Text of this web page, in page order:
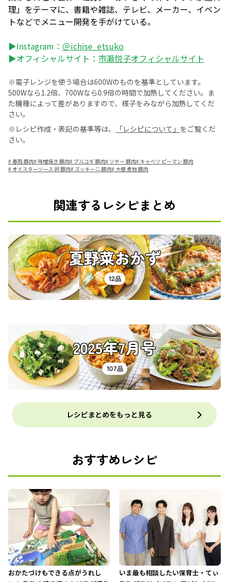
理」をテーマに、書籍や雑誌、テレビ、メーカー、イベン
トなどでメニュー開発を手がけている。
▶Instagram： ＠ichise_etsuko
▶オフィシャルサイト： 市瀬悦子オフィシャルサイト
※電子レンジを使う場合は600Wのものを基準としています。
500Wなら1.2倍、700Wなら0.9倍の時間で加熱してください。ま
た機種によって差がありますので、様子をみながら加熱してくだ
さい。
※レシピ作成・表記の基準等は、
「レシピについて」 をご覧くだ
さい。
# 春雨 豚肉#味噌焼き 豚肉# プルコギ 豚肉# ソテー 豚肉# キャベツ ピーマン 豚肉
#オイスターソース 卵 豚肉# ズッキーニ 豚肉# 大根 煮物 豚肉
関連するレシピまとめ
夏野菜おかず
12品
2025年7月号
107品
レシピまとめをもっと見る
おすすめレシピ
おかたづけもできる点がうれし
いま最も相談したい保育士・てぃ